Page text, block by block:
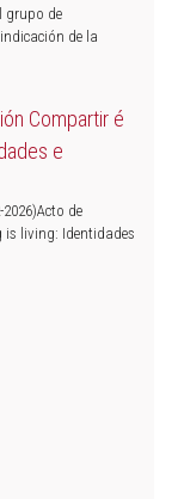
grupo de
de la
Compartir é
e
de
living: Identidades